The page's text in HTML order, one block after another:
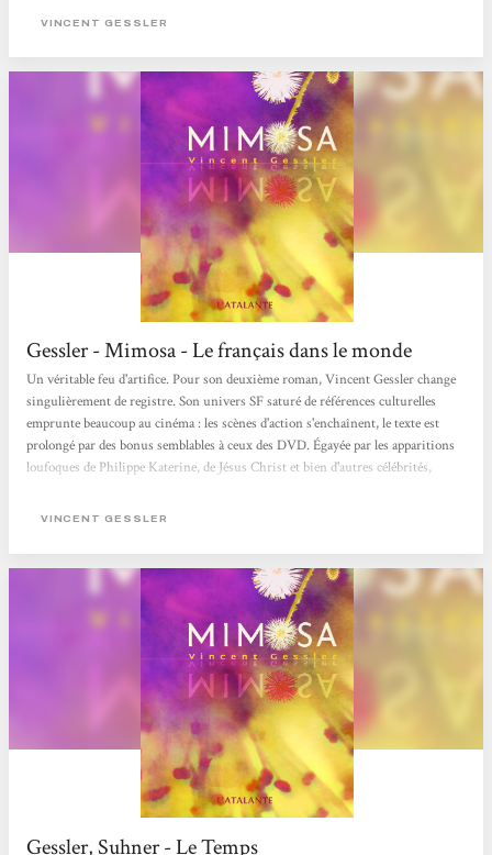
mondes, qu’ils soient d’ailleurs ou intimes. La Suisse traîne une réputation...
VINCENT GESSLER
Gessler - Mimosa - Le français dans le monde
Un véritable feu d'artifice. Pour son deuxième roman, Vincent Gessler change
singulièrement de registre. Son univers SF saturé de références culturelles
emprunte beaucoup au cinéma : les scènes d'action s'enchaînent, le texte est
prolongé par des bonus semblables à ceux des DVD. Égayée par les apparitions
loufoques de Philippe Katerine, de Jésus Christ et bien d'autres célébrités,
peur de disparaître et les souvenirs. Le français dans le...
VINCENT GESSLER
Gessler, Suhner - Le Temps